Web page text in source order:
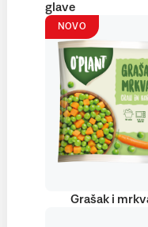
glave
NOVO
Grašak i